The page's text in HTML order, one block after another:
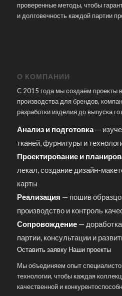
проверенные методы, чтобы
и долговечность каждой партии
О КОМПАНИИ
С 2015 года мы создаём проекты
производства для брендов,
разработки изделия до выпуска
Анализ и подготовка—
тканей, фурнитуры и
Проектирование и
лекал, создание дизайн-
карты
Реализация — пошив
производство и контроль
Сопровождение—
партии, консультации и
Оставить заявку Наши проекты
Мы объединяем опыт
технологии, чтобы каждая
качественной и